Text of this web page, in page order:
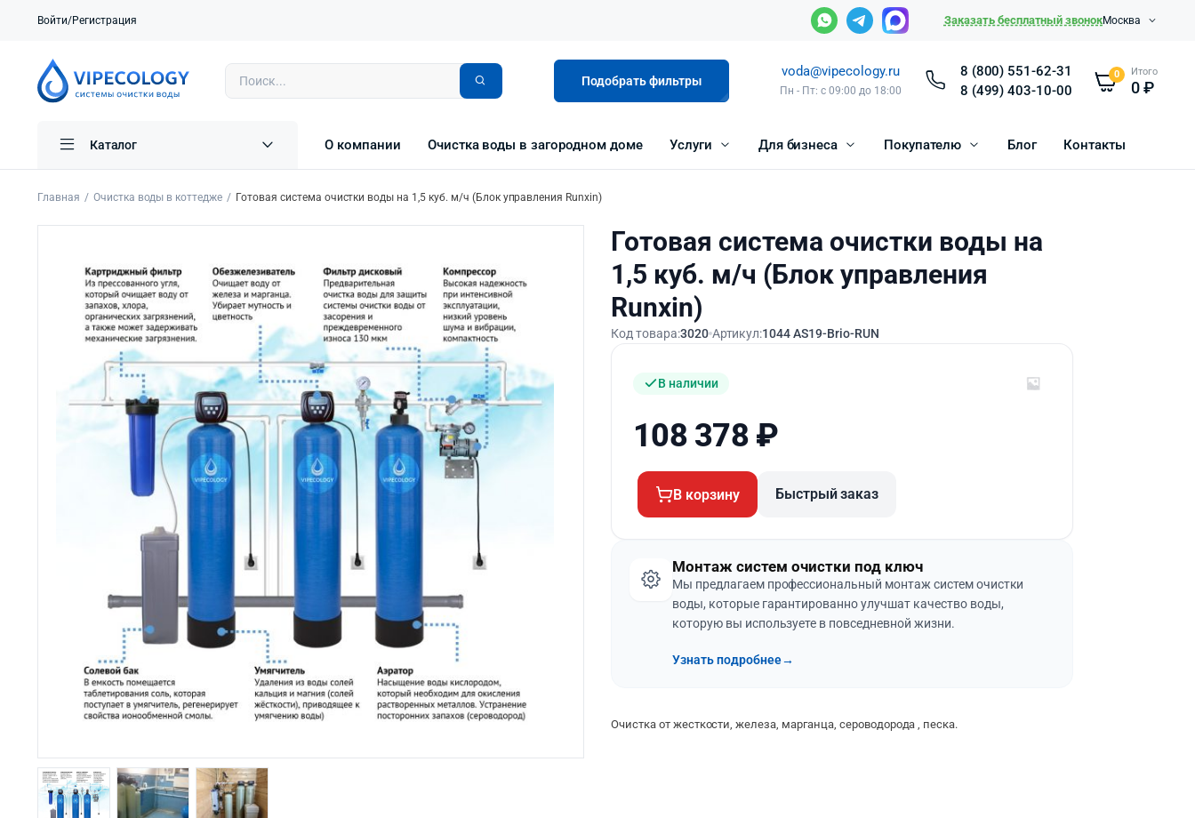
Войти/Регистрация Заказать бесплатный звонокМосква
Подобрать фильтры
voda@vipecology.ru
Пн - Пт: с 09:00 до 18:00
8 (800) 551-62-31
8 (499) 403-10-00
0 Итого
0₽
Каталог О компании Очистка воды в загородном доме Услуги Для бизнеса Покупателю Блог Контакты
Главная Очистка воды в коттедже Готовая система очистки воды на 1,5 куб. м/ч (Блок управления Runxin)
Готовая система очистки воды на
1,5 куб. м/ч (Блок управления
Runxin)
Код товара:3020 Артикул:1044 AS19-Brio-RUN
В наличии
108 378 ₽
В корзину Быстрый заказ
Монтаж систем очистки под ключ
Мы предлагаем профессиональный монтаж систем очистки
воды, которые гарантированно улучшат качество воды,
которую вы используете в повседневной жизни.
Узнать подробнее→
Очистка от жесткости, железа, марганца, сероводорода , песка.